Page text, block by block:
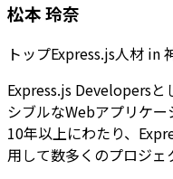
松本 玲奈
トップExpress.js人材 in
Express.js Developersと
シブルなWebアプリケー
10年以上にわたり、
用して数多くのプロジェ